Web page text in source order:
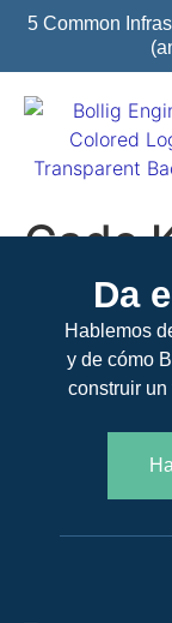
5 Common
Cade
Da
Hablemos
y de cómo
construir